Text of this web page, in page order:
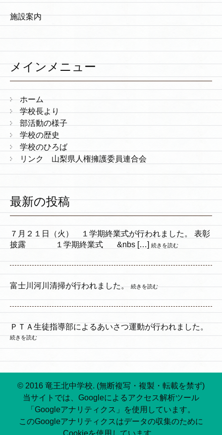
施設案内
メインメニュー
ホーム
学校長より
部活動の様子
学校の歴史
学校のひろば
リンク 山梨県人権擁護委員連合会
最新の投稿
７月２１日（火） １学期終業式が行われました。 表彰
披露 １学期終業式 &nbs […] 続きを読む
富士川河川清掃が行われました。 続きを読む
ＰＴＡ生徒指導部によるあいさつ運動が行われました。
続きを読む
© 2016 竜王北中学校. (無断複写・複製・転載を禁ず)
当サイトでは、Googleによるアクセス解析ツール
「Googleアナリティクス」を使用しています。
このGoogleアナリティクスはデータの収集のために
Cookieを使用しています。